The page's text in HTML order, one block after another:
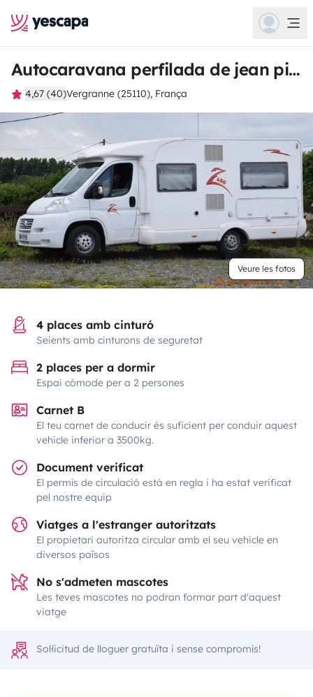
Autocaravana perfilada de jean pierre
4,67 (40)Vergranne (25110), França
Veure les fotos
4 places amb cinturó
Seients amb cinturons de seguretat
2 places per a dormir
Espai còmode per a 2 persones
Carnet B
El teu carnet de conducir és suficient per conduir aquest
vehicle inferior a 3500kg.
Document verificat
El permís de circulació està en regla i ha estat verificat
pel nostre equip
Viatges a l'estranger autoritzats
El propietari autoritza circular amb el seu vehicle en
diversos països
No s'admeten mascotes
Les teves mascotes no podran formar part d'aquest
viatge
Sol·licitud de lloguer gratuïta i sense compromís!